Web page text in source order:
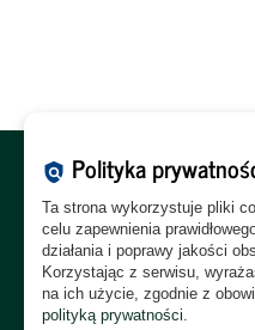
Redakcja
Głównej
Warszawie.
Problemy
ISSN2081-
policy Polityka
Ta strona wykorzystuje pliki
celu zapewnienia
działania i poprawy jakości
Korzystając z serwisu,
na ich użycie, zgodnie z
polityką prywatności